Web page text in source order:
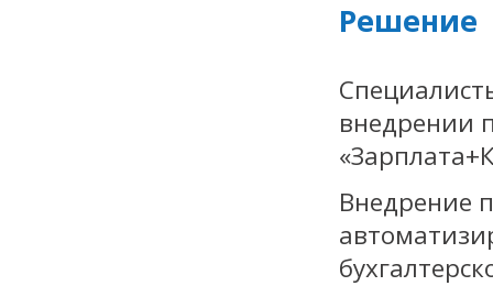
Решение
внедрении
Внедрение